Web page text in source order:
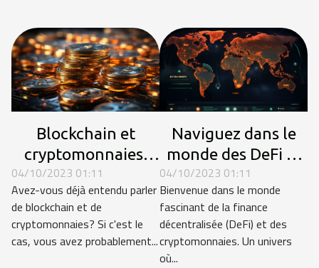
Blockchain et
cryptomonnaies:
au-delà du Bitcoin
04/10/2023 01:11
Avez-vous déjà entendu parler
de blockchain et de
cryptomonnaies? Si c'est le
cas, vous avez probablement...
Naviguez dans le
monde des DeFi et
des cryptomonnaies
04/10/2023 01:11
Bienvenue dans le monde
fascinant de la finance
décentralisée (DeFi) et des
cryptomonnaies. Un univers
où...